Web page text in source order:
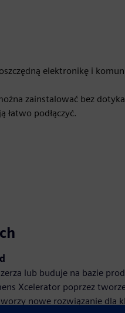
elektronikę i
zainstalować bez
łatwo podłączyć.
lub buduje na bazie
Xcelerator poprzez
nowe rozwiązanie dla